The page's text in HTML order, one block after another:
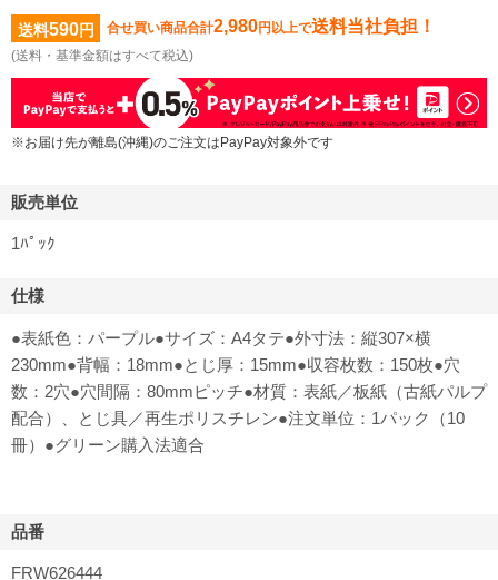
送料590円 合せ買い商品合計2,980円以上で送料当社負担！
(送料・基準金額はすべて税込)
※お届け先が離島(沖縄)のご注文はPayPay対象外です
販売単位
1ﾊﾟｯｸ
仕様
●表紙色：パープル●サイズ：A4タテ●外寸法：縦307×横
230mm●背幅：18mm●とじ厚：15mm●収容枚数：150枚●穴
数：2穴●穴間隔：80mmピッチ●材質：表紙／板紙（古紙パルプ
配合）、とじ具／再生ポリスチレン●注文単位：1パック（10
冊）●グリーン購入法適合
品番
FRW626444